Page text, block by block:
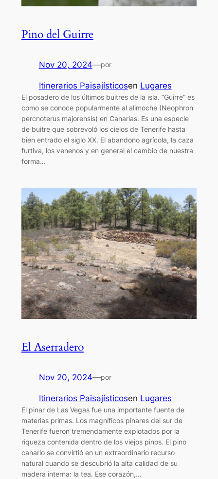
Pino del Guirre
Nov 20, 2024—por
Itinerarios Paisajísticosen Lugares
El posadero de los últimos buitres de la isla. “Guirre” es
como se conoce popularmente al alimoche (Neophron
percnoterus majorensis) en Canarias. Es una especie
de buitre que sobrevoló los cielos de Tenerife hasta
bien entrado el siglo XX. El abandono agrícola, la caza
furtiva, los venenos y en general el cambio de nuestra
forma…
El Aserradero
Nov 20, 2024—por
Itinerarios Paisajísticosen Lugares
El pinar de Las Vegas fue una importante fuente de
materias primas. Los magníficos pinares del sur de
Tenerife fueron tremendamente explotados por la
riqueza contenida dentro de los viejos pinos. El pino
canario se convirtió en un extraordinario recurso
natural cuando se descubrió la alta calidad de su
madera interna: la tea. Ese corazón,…